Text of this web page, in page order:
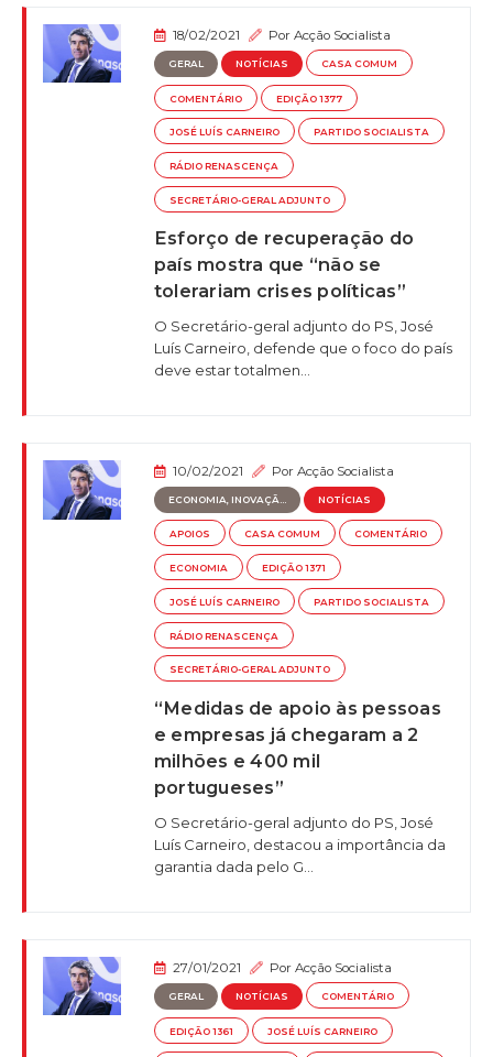
18/02/2021 PorAcção Socialista
GERAL NOTÍCIAS CASA COMUM
COMENTÁRIO EDIÇÃO 1377
JOSÉ LUÍS CARNEIRO PARTIDO SOCIALISTA
RÁDIO RENASCENÇA
SECRETÁRIO-GERAL ADJUNTO
Esforço de recuperação do
país mostra que “não se
tolerariam crises políticas”
O Secretário-geral adjunto do PS, José
Luís Carneiro, defende que o foco do país
deve estar totalmen...
10/02/2021 PorAcção Socialista
ECONOMIA, INOVAÇÃ... NOTÍCIAS
APOIOS CASA COMUM COMENTÁRIO
ECONOMIA EDIÇÃO 1371
JOSÉ LUÍS CARNEIRO PARTIDO SOCIALISTA
RÁDIO RENASCENÇA
SECRETÁRIO-GERAL ADJUNTO
“Medidas de apoio às pessoas
e empresas já chegaram a 2
milhões e 400 mil
portugueses”
O Secretário-geral adjunto do PS, José
Luís Carneiro, destacou a importância da
garantia dada pelo G...
27/01/2021 PorAcção Socialista
GERAL NOTÍCIAS COMENTÁRIO
EDIÇÃO 1361 JOSÉ LUÍS CARNEIRO